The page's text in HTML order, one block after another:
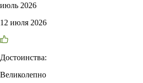
июль 2026
12 июля 2026
Достоинства:
Великолепно